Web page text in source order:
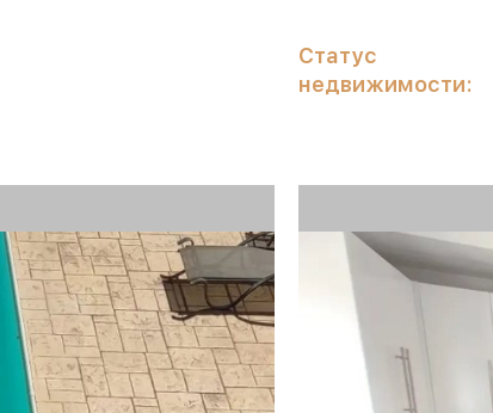
Статус
недвижимости: